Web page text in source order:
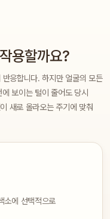
용할까요?
응합니다. 하지만 얼굴의 모든
보이는 털이 줄어도 당시
새로 올라오는 주기에 맞춰
소에 선택적으로